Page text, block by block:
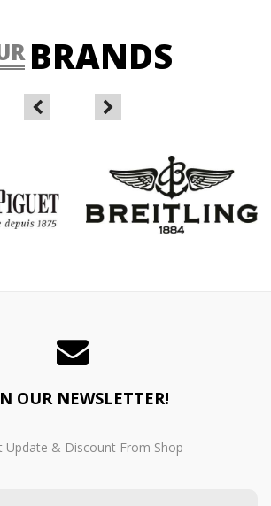
BRANDS
OUR NEWSLETTER!
Update & Discount From Shop